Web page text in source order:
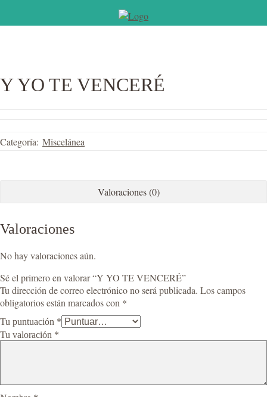
Y YO TE VENCERÉ
Categoría: Miscelánea
Valoraciones (0)
Valoraciones
No hay valoraciones aún.
Sé el primero en valorar “Y YO TE VENCERÉ”
Tu dirección de correo electrónico no será publicada. Los campos
obligatorios están marcados con *
Tu puntuación *
Tu valoración *